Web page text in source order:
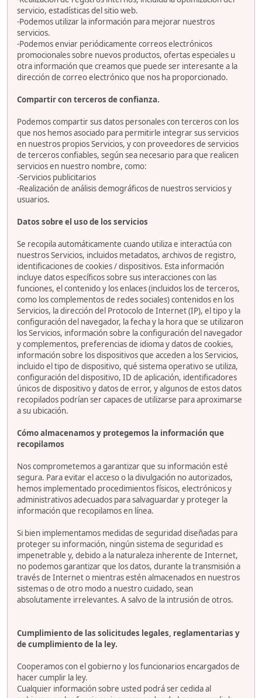
servicio, estadísticas del sitio web.
-Podemos utilizar la información para mejorar nuestros
servicios.
-Podemos enviar periódicamente correos electrónicos
promocionales sobre nuevos productos, ofertas especiales u
otra información que creamos que puede ser interesante a la
dirección de correo electrónico que nos ha proporcionado.
Compartir con terceros de confianza.
Podemos compartir sus datos personales con terceros con los
que nos hemos asociado para permitirle integrar sus servicios
en nuestros propios Servicios, y con proveedores de servicios
de terceros confiables, según sea necesario para que realicen
servicios en nuestro nombre, como:
-Servicios publicitarios
-Realización de análisis demográficos de nuestros servicios y
usuarios.
Datos sobre el uso de los servicios
Se recopila automáticamente cuando utiliza e interactúa con
nuestros Servicios, incluidos metadatos, archivos de registro,
identificaciones de cookies / dispositivos. Esta información
incluye datos específicos sobre sus interacciones con las
funciones, el contenido y los enlaces (incluidos los de terceros,
como los complementos de redes sociales) contenidos en los
Servicios, la dirección del Protocolo de Internet (IP), el tipo y la
configuración del navegador, la fecha y la hora que se utilizaron
los Servicios, información sobre la configuración del navegador
y complementos, preferencias de idioma y datos de cookies,
información sobre los dispositivos que acceden a los Servicios,
incluido el tipo de dispositivo, qué sistema operativo se utiliza,
configuración del dispositivo, ID de aplicación, identificadores
únicos de dispositivo y datos de error, y algunos de estos datos
recopilados podrían ser capaces de utilizarse para aproximarse
a su ubicación.
Cómo almacenamos y protegemos la información que
recopilamos
Nos comprometemos a garantizar que su información esté
segura. Para evitar el acceso o la divulgación no autorizados,
hemos implementado procedimientos físicos, electrónicos y
administrativos adecuados para salvaguardar y proteger la
información que recopilamos en línea.
Si bien implementamos medidas de seguridad diseñadas para
proteger su información, ningún sistema de seguridad es
impenetrable y, debido a la naturaleza inherente de Internet,
no podemos garantizar que los datos, durante la transmisión a
través de Internet o mientras estén almacenados en nuestros
sistemas o de otro modo a nuestro cuidado, sean
absolutamente irrelevantes. A salvo de la intrusión de otros.
Cumplimiento de las solicitudes legales, reglamentarias y
de cumplimiento de la ley.
Cooperamos con el gobierno y los funcionarios encargados de
hacer cumplir la ley.
Cualquier información sobre usted podrá ser cedida al